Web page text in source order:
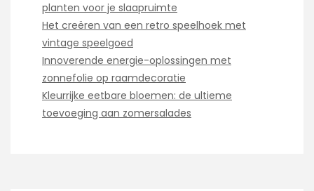
planten voor je slaapruimte
Het creëren van een retro speelhoek met
vintage speelgoed
Innoverende energie-oplossingen met
zonnefolie op raamdecoratie
Kleurrijke eetbare bloemen: de ultieme
toevoeging aan zomersalades